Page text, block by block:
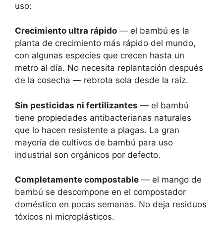
uso:
Crecimiento ultra rápido — el bambú es la
planta de crecimiento más rápido del mundo,
con algunas especies que crecen hasta un
metro al día. No necesita replantación después
de la cosecha — rebrota sola desde la raíz.
Sin pesticidas ni fertilizantes — el bambú
tiene propiedades antibacterianas naturales
que lo hacen resistente a plagas. La gran
mayoría de cultivos de bambú para uso
industrial son orgánicos por defecto.
Completamente compostable — el mango de
bambú se descompone en el compostador
doméstico en pocas semanas. No deja residuos
tóxicos ni microplásticos.